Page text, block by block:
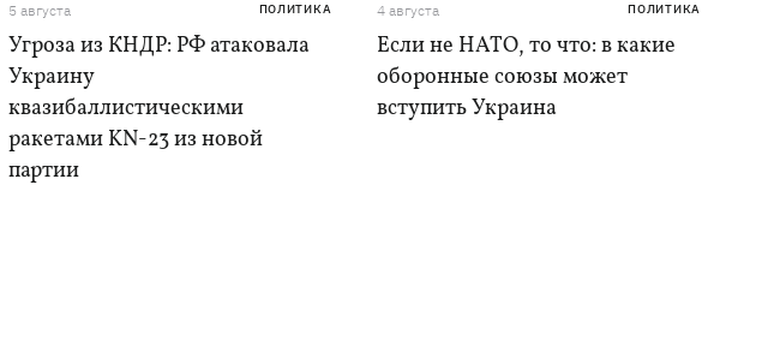
5 августа ПОЛИТИКА
Угроза из КНДР: РФ атаковала
Украину
квазибаллистическими
ракетами KN-23 из новой
партии
4 августа ПОЛИТИКА
Если не НАТО, то что: в какие
оборонные союзы может
вступить Украина